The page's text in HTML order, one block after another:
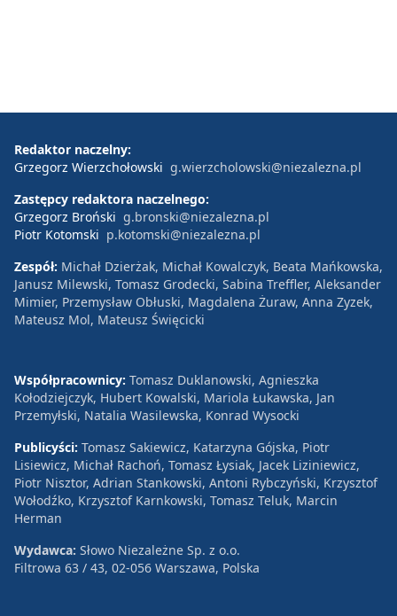
Redaktor naczelny:
Grzegorz Wierzchołowski g.wierzcholowski@niezalezna.pl
Zastępcy redaktora naczelnego:
Grzegorz Broński g.bronski@niezalezna.pl
Piotr Kotomski p.kotomski@niezalezna.pl
Zespół: Michał Dzierżak, Michał Kowalczyk, Beata Mańkowska,
Janusz Milewski, Tomasz Grodecki, Sabina Treffler, Aleksander
Mimier, Przemysław Obłuski, Magdalena Żuraw, Anna Zyzek,
Mateusz Mol, Mateusz Święcicki
Współpracownicy: Tomasz Duklanowski, Agnieszka
Kołodziejczyk, Hubert Kowalski, Mariola Łukawska, Jan
Przemyłski, Natalia Wasilewska, Konrad Wysocki
Publicyści: Tomasz Sakiewicz, Katarzyna Gójska, Piotr
Lisiewicz, Michał Rachoń, Tomasz Łysiak, Jacek Liziniewicz,
Piotr Nisztor, Adrian Stankowski, Antoni Rybczyński, Krzysztof
Wołodźko, Krzysztof Karnkowski, Tomasz Teluk, Marcin
Herman
Wydawca: Słowo Niezależne Sp. z o.o.
Filtrowa 63 / 43, 02-056 Warszawa, Polska